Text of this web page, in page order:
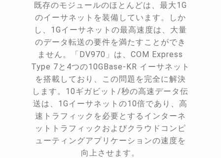
既存のモジュールのほとんどは、最大1G
のイーサネットを装備しています。しか
し、1Gイーサネットの最高速度は、大量
のデータ転送の要件を満たすことができ
ません。「DV970」は、COM Express
Type 7と4つの10GBase-KR イーサネット
を搭載しており、この問題を完全に解決
します。10ギガビット/秒の高速データ伝
送は、1Gイーサネットの10倍であり、高
速トラフィックを必要とするインターネ
ットトラフィックおよびクラウドコンピ
ューティングアプリケーションの速度を
向上させます。